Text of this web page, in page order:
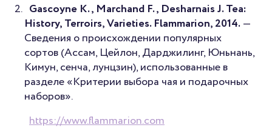
Gascoyne K., Marchand F., Desharnais J. Tea:
History, Terroirs, Varieties. Flammarion, 2014.—
Сведения о происхождении популярных
сортов (Ассам, Цейлон, Дарджилинг, Юньнань,
Кимун, сенча, лунцзин), использованные в
разделе «Критерии выбора чая и подарочных
наборов».
https://www.flammarion.com